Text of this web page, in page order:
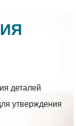
деталей
утверждения